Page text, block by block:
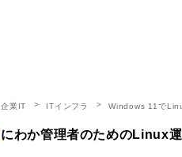
企業IT ITインフラ Windows 11で
にわか管理者のためのLinux